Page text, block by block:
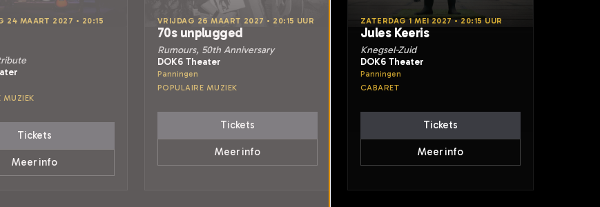
24 MAART 2027 • 20:15
MUZIEK
Tickets
Meer info
VRIJDAG 26 MAART 2027 • 20:15 UUR
70s unplugged
Rumours, 50th Anniversary
DOK6 Theater
Panningen
POPULAIRE MUZIEK
Tickets
Meer info
ZATERDAG 1 MEI 2027 • 20:15 UUR
Jules Keeris
Knegsel-Zuid
DOK6 Theater
Panningen
CABARET
Tickets
Meer info